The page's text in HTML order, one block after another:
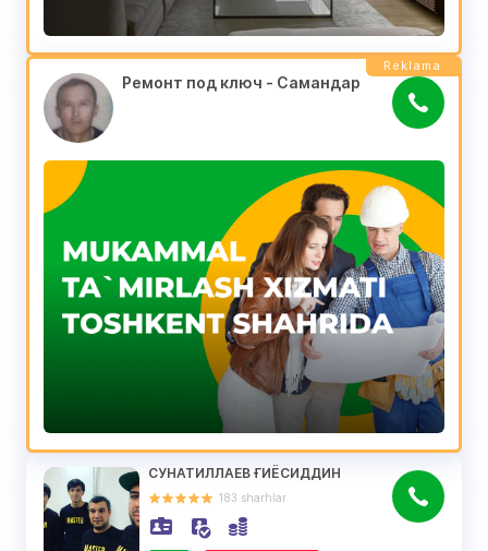
Reklama
Ремонт под ключ - Самандар
СУНАТИЛЛАЕВ ҒИЁСИДДИН
183 sharhlar